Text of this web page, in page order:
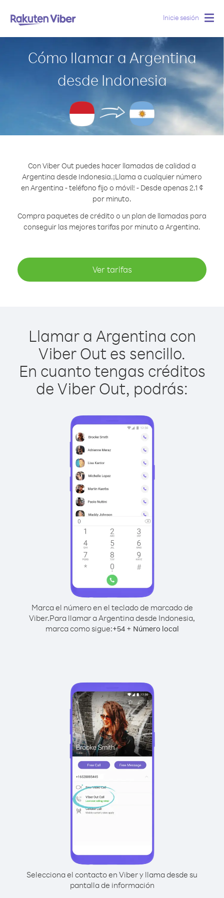
Inicie sesión
Cómo llamar a Argentina
desde Indonesia
Con Viber Out puedes hacer llamadas de calidad a
Argentina desde Indonesia.¡Llama a cualquier número
en Argentina - teléfono fijo o móvil! - Desde apenas 2.1 ¢
por minuto.
Compra paquetes de crédito o un plan de llamadas para
conseguir las mejores tarifas por minuto a Argentina.
Ver tarifas
Llamar a Argentina con
Viber Out es sencillo.
En cuanto tengas créditos
de Viber Out, podrás:
Marca el número en el teclado de marcado de
Viber.Para llamar a Argentina desde Indonesia,
marca como sigue:+54+ Número local
Selecciona el contacto en Viber y llama desde su
pantalla de información